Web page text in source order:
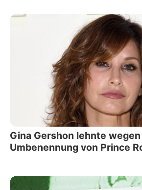
Gina Gershon lehnte wegen
Umbenennung von Prince